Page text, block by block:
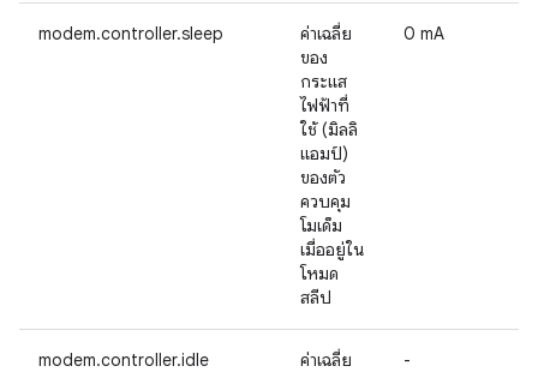
modem.controller.sleep
ค่าเฉลี่ย
ของ
กระแส
ไฟฟ้าที่
ใช้ (มิลลิ
แอมป์)
ของตัว
ควบคุม
โมเด็ม
เมื่ออยู่ใน
โหมด
สลีป
0 mA
modem.controller.idle
ค่าเฉลี่ย
-